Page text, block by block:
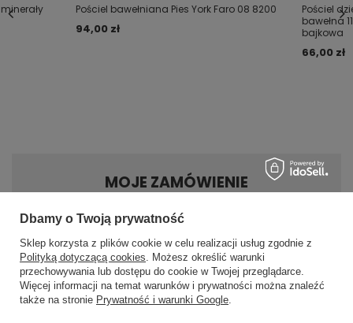
Pościel bawełniana Pies York Faro 08 8200
94,00 zł
Pościel
bawełna
bajkowa
66,00 zł
MOJE ZAMÓWIENIE
Status zamówienia
Śledzenie przesyłki
Chcę zareklamować produkt
Chcę zwrócić produkt
×
✨ Asystent zakupowy
Napisz czego szukasz — pokażę
gotowe propozycje.
Dbamy o Twoją prywatność
Sklep korzysta z plików cookie w celu realizacji usług zgodnie z
Polityką dotyczącą cookies. Możesz określić warunki
przechowywania lub dostępu do cookie w Twojej przeglądarce.
Więcej informacji na temat warunków i prywatności można znaleźć
także na stronie Prywatność i warunki Google.